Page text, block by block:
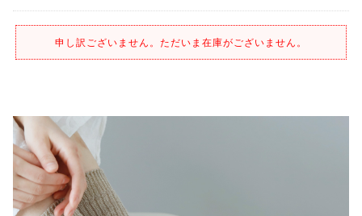
申し訳ございません。ただいま在庫がございません。